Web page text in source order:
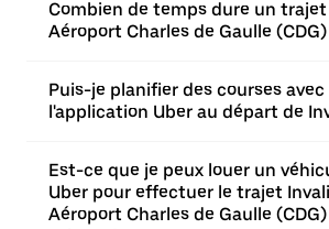
Combien de temps dure un
Aéroport Charles de Gaulle (CDG)
Puis-je planifier des courses avec
l'application Uber au départ de
Est-ce que je peux louer un
Uber pour effectuer le trajet
Aéroport Charles de Gaulle